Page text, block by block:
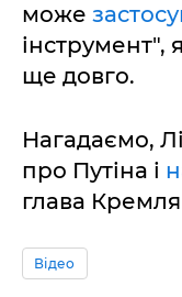
може
інструмент",
ще довго.
Нагадаємо,
про Путіна і
глава
Відео